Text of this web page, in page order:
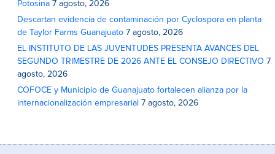
Potosina 7 agosto, 2026
Descartan evidencia de contaminación por Cyclospora en planta
de Taylor Farms Guanajuato 7 agosto, 2026
EL INSTITUTO DE LAS JUVENTUDES PRESENTA AVANCES DEL
SEGUNDO TRIMESTRE DE 2026 ANTE EL CONSEJO DIRECTIVO 7
agosto, 2026
COFOCE y Municipio de Guanajuato fortalecen alianza por la
internacionalización empresarial 7 agosto, 2026